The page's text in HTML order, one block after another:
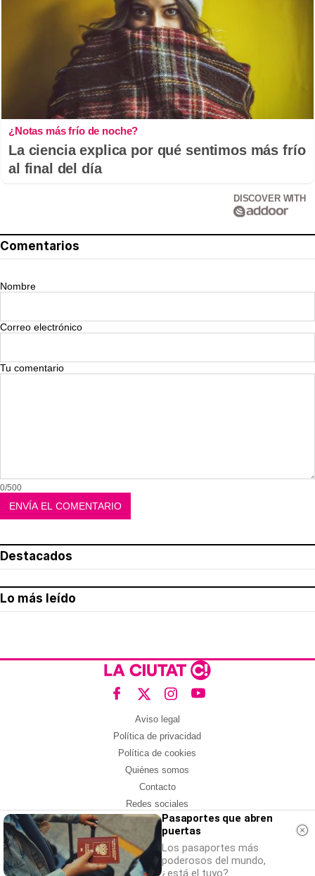
¿Notas más frío de noche?
La ciencia explica por qué sentimos más frío
al final del día
DISCOVER WITH
Comentarios
Nombre
Correo electrónico
Tu comentario
0/500
Destacados
Lo más leído
Aviso legal
Política de privacidad
Política de cookies
Quiénes somos
Contacto
Redes sociales
Con la colaboración de:
Pasaportes que abren
puertas
Los pasaportes más
poderosos del mundo,
¿está el tuyo?